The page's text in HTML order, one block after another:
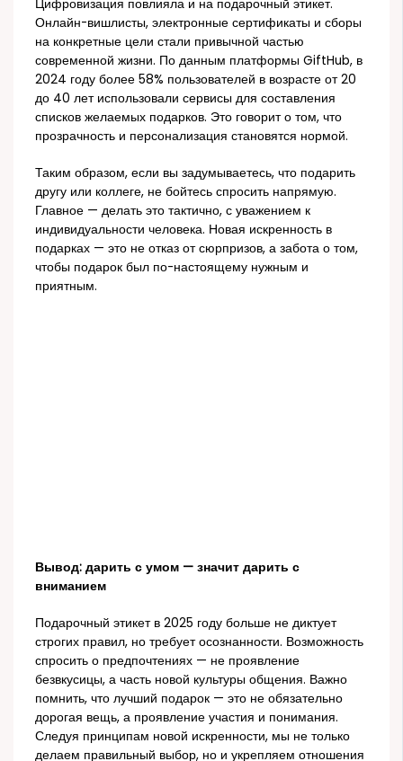
Цифровизация повлияла и на подарочный этикет.
Онлайн-вишлисты, электронные сертификаты и сборы
на конкретные цели стали привычной частью
современной жизни. По данным платформы GiftHub, в
2024 году более 58% пользователей в возрасте от 20
до 40 лет использовали сервисы для составления
списков желаемых подарков. Это говорит о том, что
прозрачность и персонализация становятся нормой.
Таким образом, если вы задумываетесь, что подарить
другу или коллеге, не бойтесь спросить напрямую.
Главное — делать это тактично, с уважением к
индивидуальности человека. Новая искренность в
подарках — это не отказ от сюрпризов, а забота о том,
чтобы подарок был по-настоящему нужным и
приятным.
Вывод: дарить с умом — значит дарить с
вниманием
Подарочный этикет в 2025 году больше не диктует
строгих правил, но требует осознанности. Возможность
спросить о предпочтениях — не проявление
безвкусицы, а часть новой культуры общения. Важно
помнить, что лучший подарок — это не обязательно
дорогая вещь, а проявление участия и понимания.
Следуя принципам новой искренности, мы не только
делаем правильный выбор, но и укрепляем отношения